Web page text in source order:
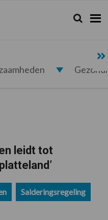
Zoeken...
Zoek
leidt tot
Salderingsregeling